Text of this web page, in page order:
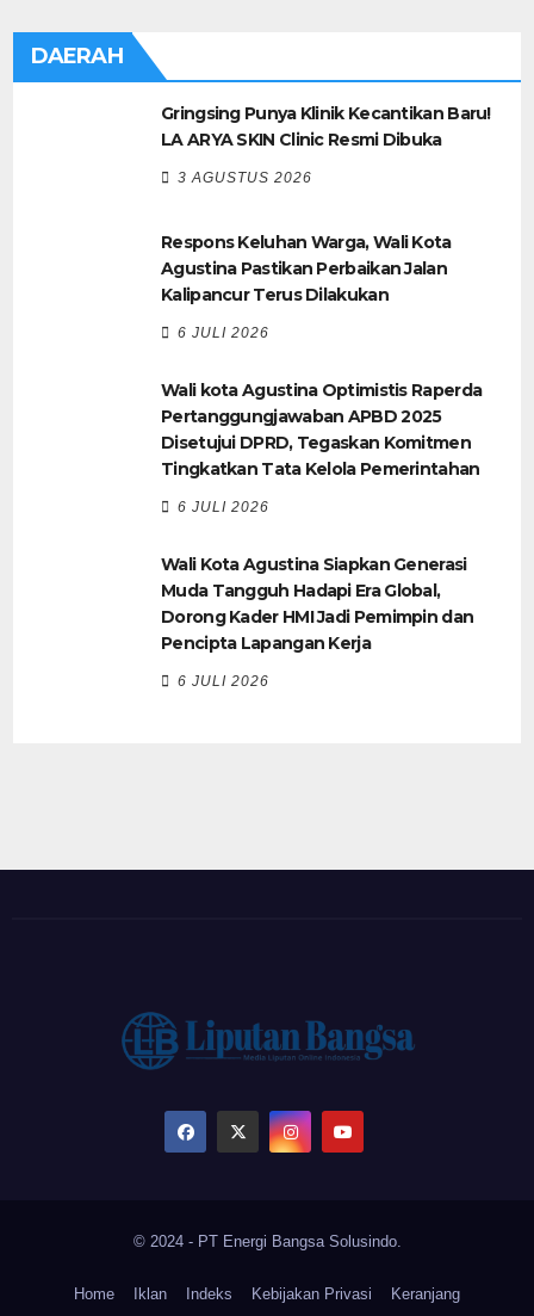
DAERAH
Gringsing Punya Klinik Kecantikan Baru!
LA ARYA SKIN Clinic Resmi Dibuka
3 AGUSTUS 2026
Respons Keluhan Warga, Wali Kota
Agustina Pastikan Perbaikan Jalan
Kalipancur Terus Dilakukan
6 JULI 2026
Wali kota Agustina Optimistis Raperda
Pertanggungjawaban APBD 2025
Disetujui DPRD, Tegaskan Komitmen
Tingkatkan Tata Kelola Pemerintahan
6 JULI 2026
Wali Kota Agustina Siapkan Generasi
Muda Tangguh Hadapi Era Global,
Dorong Kader HMI Jadi Pemimpin dan
Pencipta Lapangan Kerja
6 JULI 2026
© 2024 - PT Energi Bangsa Solusindo.
Home Iklan Indeks Kebijakan Privasi Keranjang